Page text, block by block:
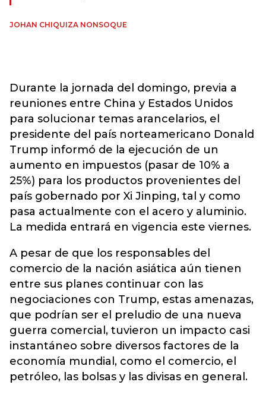
JOHAN CHIQUIZA NONSOQUE
Durante la jornada del domingo, previa a
reuniones entre China y Estados Unidos
para solucionar temas arancelarios, el
presidente del país norteamericano Donald
Trump informó de la ejecución de un
aumento en impuestos (pasar de 10% a
25%) para los productos provenientes del
país gobernado por Xi Jinping, tal y como
pasa actualmente con el acero y aluminio.
La medida entrará en vigencia este viernes.
A pesar de que los responsables del
comercio de la nación asiática aún tienen
entre sus planes continuar con las
negociaciones con Trump, estas amenazas,
que podrían ser el preludio de una nueva
guerra comercial, tuvieron un impacto casi
instantáneo sobre diversos factores de la
economía mundial, como el comercio, el
petróleo, las bolsas y las divisas en general.